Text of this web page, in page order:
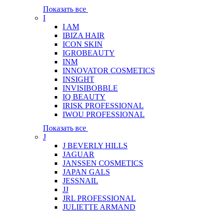
Показать все
I
I AM
IBIZA HAIR
ICON SKIN
IGROBEAUTY
INM
INNOVATOR COSMETICS
INSIGHT
INVISIBOBBLE
IQ BEAUTY
IRISK PROFESSIONAL
IWOU PROFESSIONAL
Показать все
J
J BEVERLY HILLS
JAGUAR
JANSSEN COSMETICS
JAPAN GALS
JESSNAIL
JJ
JRL PROFESSIONAL
JULIETTE ARMAND